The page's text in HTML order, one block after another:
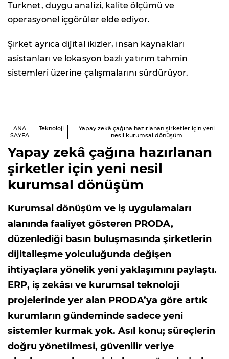
Turknet, duygu analizi, kalite ölçümü ve
operasyonel içgörüler elde ediyor.
Şirket ayrıca dijital ikizler, insan kaynakları
asistanları ve lokasyon bazlı yatırım tahmin
sistemleri üzerine çalışmalarını sürdürüyor.
ANA
SAYFA
Teknoloji
Yapay zekâ çağına hazırlanan şirketler için yeni
nesil kurumsal dönüşüm
Yapay zekâ çağına hazırlanan
şirketler için yeni nesil
kurumsal dönüşüm
Kurumsal dönüşüm ve iş uygulamaları
alanında faaliyet gösteren PRODA,
düzenlediği basın buluşmasında şirketlerin
dijitalleşme yolculuğunda değişen
ihtiyaçlara yönelik yeni yaklaşımını paylaştı.
ERP, iş zekâsı ve kurumsal teknoloji
projelerinde yer alan PRODA’ya göre artık
kurumların gündeminde sadece yeni
sistemler kurmak yok. Asıl konu; süreçlerin
doğru yönetilmesi, güvenilir veriye